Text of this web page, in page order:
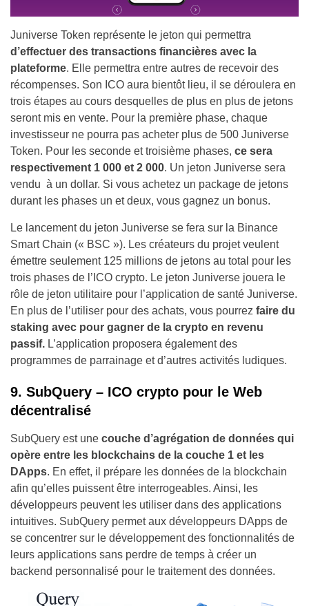
Juniverse Token représente le jeton qui permettra
d’effectuer des transactions financières avec la
plateforme. Elle permettra entre autres de recevoir des
récompenses. Son ICO aura bientôt lieu, il se déroulera en
trois étapes au cours desquelles de plus en plus de jetons
seront mis en vente. Pour la première phase, chaque
investisseur ne pourra pas acheter plus de 500 Juniverse
Token. Pour les seconde et troisième phases, ce sera
respectivement 1 000 et 2 000. Un jeton Juniverse sera
vendu à un dollar. Si vous achetez un package de jetons
durant les phases un et deux, vous gagnez un bonus.
Le lancement du jeton Juniverse se fera sur la Binance
Smart Chain (« BSC »). Les créateurs du projet veulent
émettre seulement 125 millions de jetons au total pour les
trois phases de l’ICO crypto. Le jeton Juniverse jouera le
rôle de jeton utilitaire pour l’application de santé Juniverse.
En plus de l’utiliser pour des achats, vous pourrez faire du
staking avec pour gagner de la crypto en revenu
passif. L’application proposera également des
programmes de parrainage et d’autres activités ludiques.
9. SubQuery – ICO crypto pour le Web
décentralisé
SubQuery est une couche d’agrégation de données qui
opère entre les blockchains de la couche 1 et les
DApps. En effet, il prépare les données de la blockchain
afin qu’elles puissent être interrogeables. Ainsi, les
développeurs peuvent les utiliser dans des applications
intuitives. SubQuery permet aux développeurs DApps de
se concentrer sur le développement des fonctionnalités de
leurs applications sans perdre de temps à créer un
backend personnalisé pour le traitement des données.